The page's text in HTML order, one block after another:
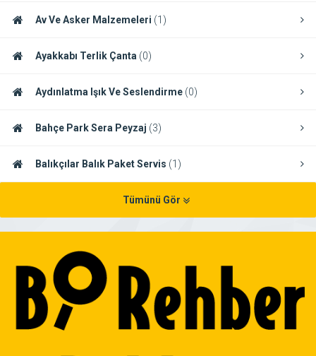
Av Ve Asker Malzemeleri (1)
Ayakkabı Terlik Çanta (0)
Aydınlatma Işık Ve Seslendirme (0)
Bahçe Park Sera Peyzaj (3)
Balıkçılar Balık Paket Servis (1)
Tümünü Gör